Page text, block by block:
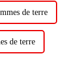
de terre
de terre